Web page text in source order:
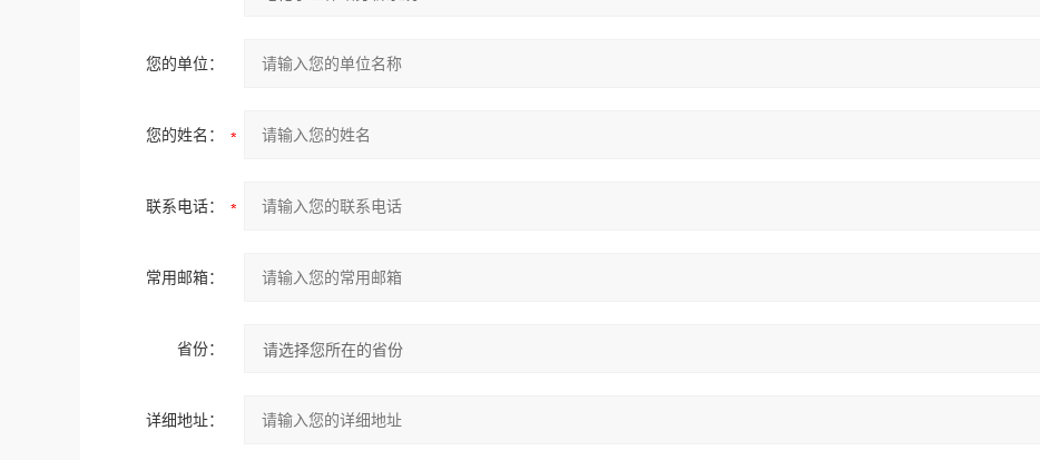
您的单位：
您的姓名：
联系电话：
常用邮箱：
省份：
详细地址：